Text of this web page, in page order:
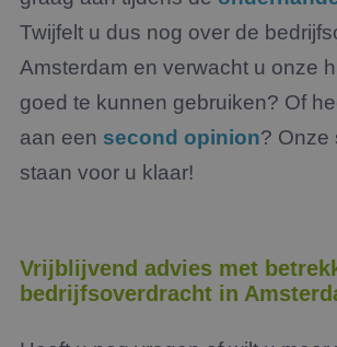
Twijfelt u dus nog over de
Amsterdam en verwacht u onze
goed te kunnen gebruiken? Of
aan een second opinion? Onze
staan voor u klaar!
Vrijblijvend advies met
bedrijfsoverdracht in